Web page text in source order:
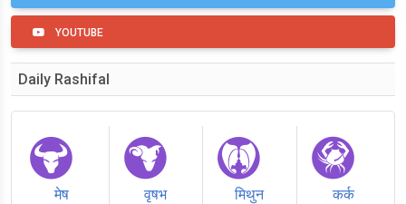
YOUTUBE
Daily Rashifal
मेष वृषभ मिथुन कर्क